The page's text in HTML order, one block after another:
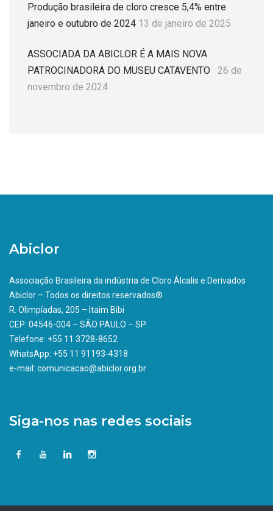
Produção brasileira de cloro cresce 5,4% entre
janeiro e outubro de 2024 13 de janeiro de 2025
ASSOCIADA DA ABICLOR É A MAIS NOVA
PATROCINADORA DO MUSEU CATAVENTO
26 de
novembro de 2024
Abiclor
Associação Brasileira da indústria de Cloro Álcalis e Derivados
Abiclor – Todos os direitos reservados®
R. Olimpíadas, 205 – Itaim Bibi
CEP: 04546-004 – SÃO PAULO – SP
Telefone: +55 11 3728-8652
WhatsApp: +55 11 91193-4318
e-mail: comunicacao@abiclor.org.br
Siga-nos nas redes sociais